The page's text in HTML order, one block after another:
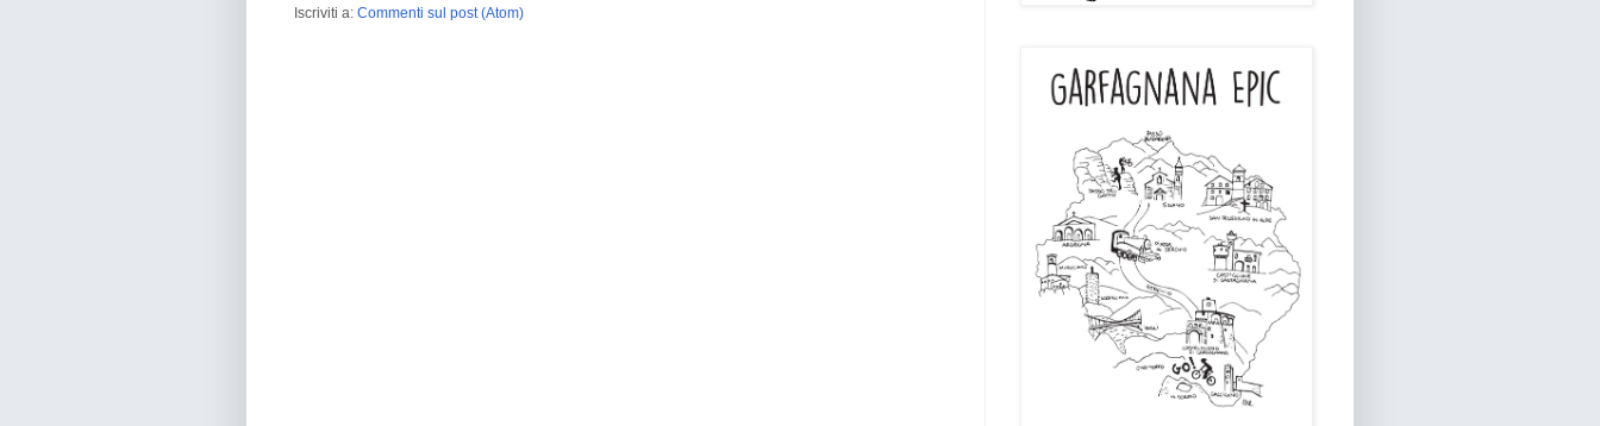
Iscriviti a: Commenti sul post (Atom)